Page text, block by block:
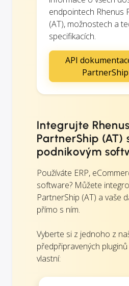
endpointech Rhenus
(AT), možnostech a
specifikacích.
API
Integrujte Rhenus
PartnerShip (AT)
podnikovým
Používáte ERP,
software? Můžete
PartnerShip (AT) a vaše
přímo s ním.
Vyberte si z jednoho z
předpřipravených
vlastní: